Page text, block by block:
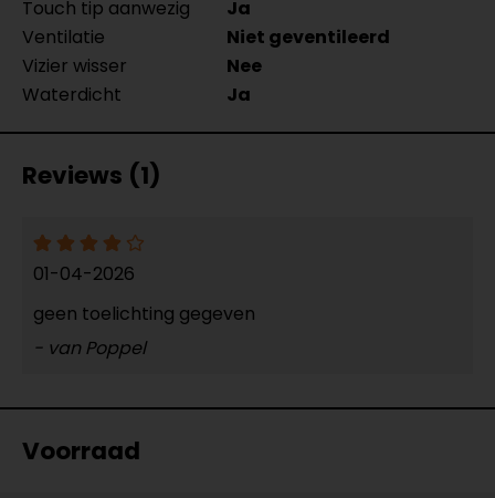
Touch tip aanwezig
Ja
Ventilatie
Niet geventileerd
Vizier wisser
Nee
Waterdicht
Ja
Reviews (1)
01-04-2026
geen toelichting gegeven
- van Poppel
Voorraad